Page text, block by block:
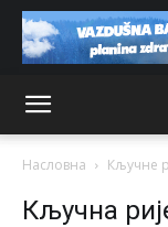
Насловна Кључне
Кључна
O kako su
svima
Nije u svijetu